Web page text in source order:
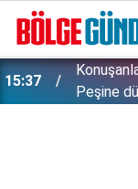
15:37
Peşine